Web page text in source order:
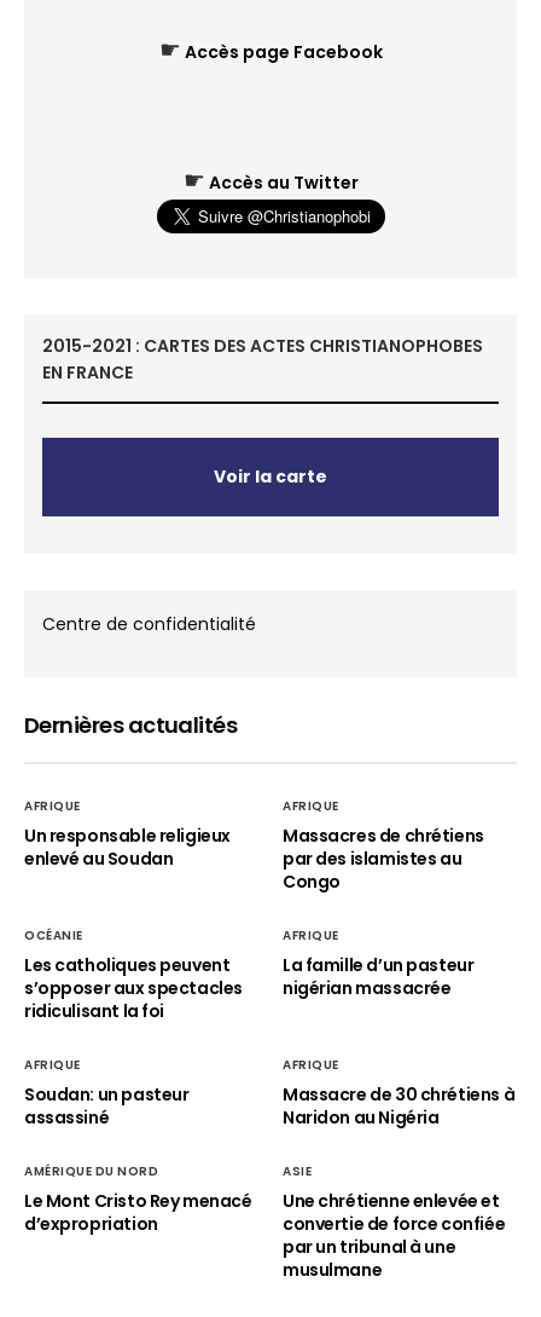
☛ Accès page Facebook
☛ Accès au Twitter
2015-2021 : CARTES DES ACTES CHRISTIANOPHOBES
EN FRANCE
Voir la carte
Centre de confidentialité
Dernières actualités
AFRIQUE
Un responsable religieux
enlevé au Soudan
AFRIQUE
Massacres de chrétiens
par des islamistes au
Congo
OCÉANIE
Les catholiques peuvent
s’opposer aux spectacles
ridiculisant la foi
AFRIQUE
La famille d’un pasteur
nigérian massacrée
AFRIQUE
Soudan: un pasteur
assassiné
AFRIQUE
Massacre de 30 chrétiens à
Naridon au Nigéria
AMÉRIQUE DU NORD
Le Mont Cristo Rey menacé
d’expropriation
ASIE
Une chrétienne enlevée et
convertie de force confiée
par un tribunal à une
musulmane